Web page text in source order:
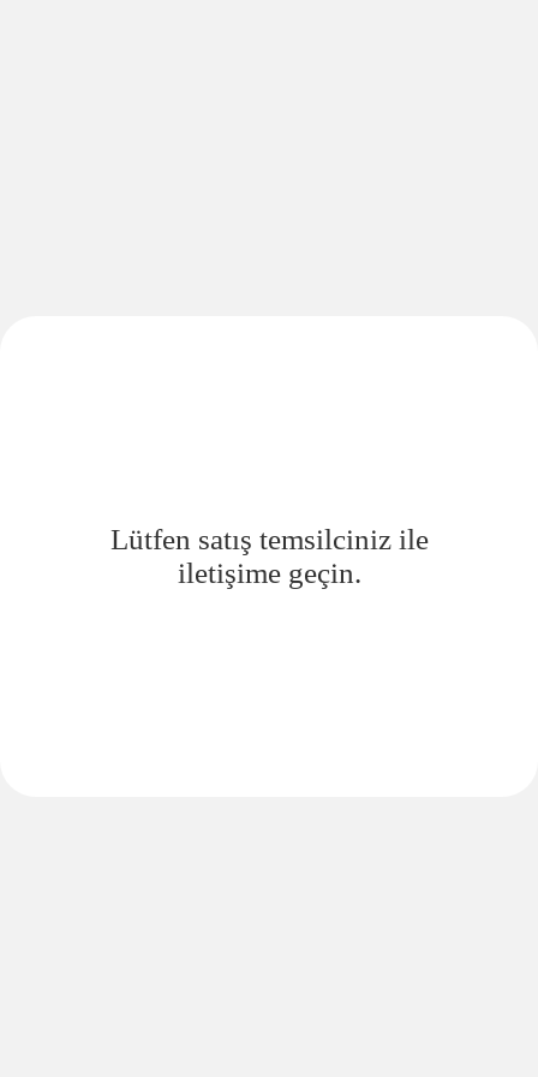
Lütfen satış temsilciniz ile
iletişime geçin.